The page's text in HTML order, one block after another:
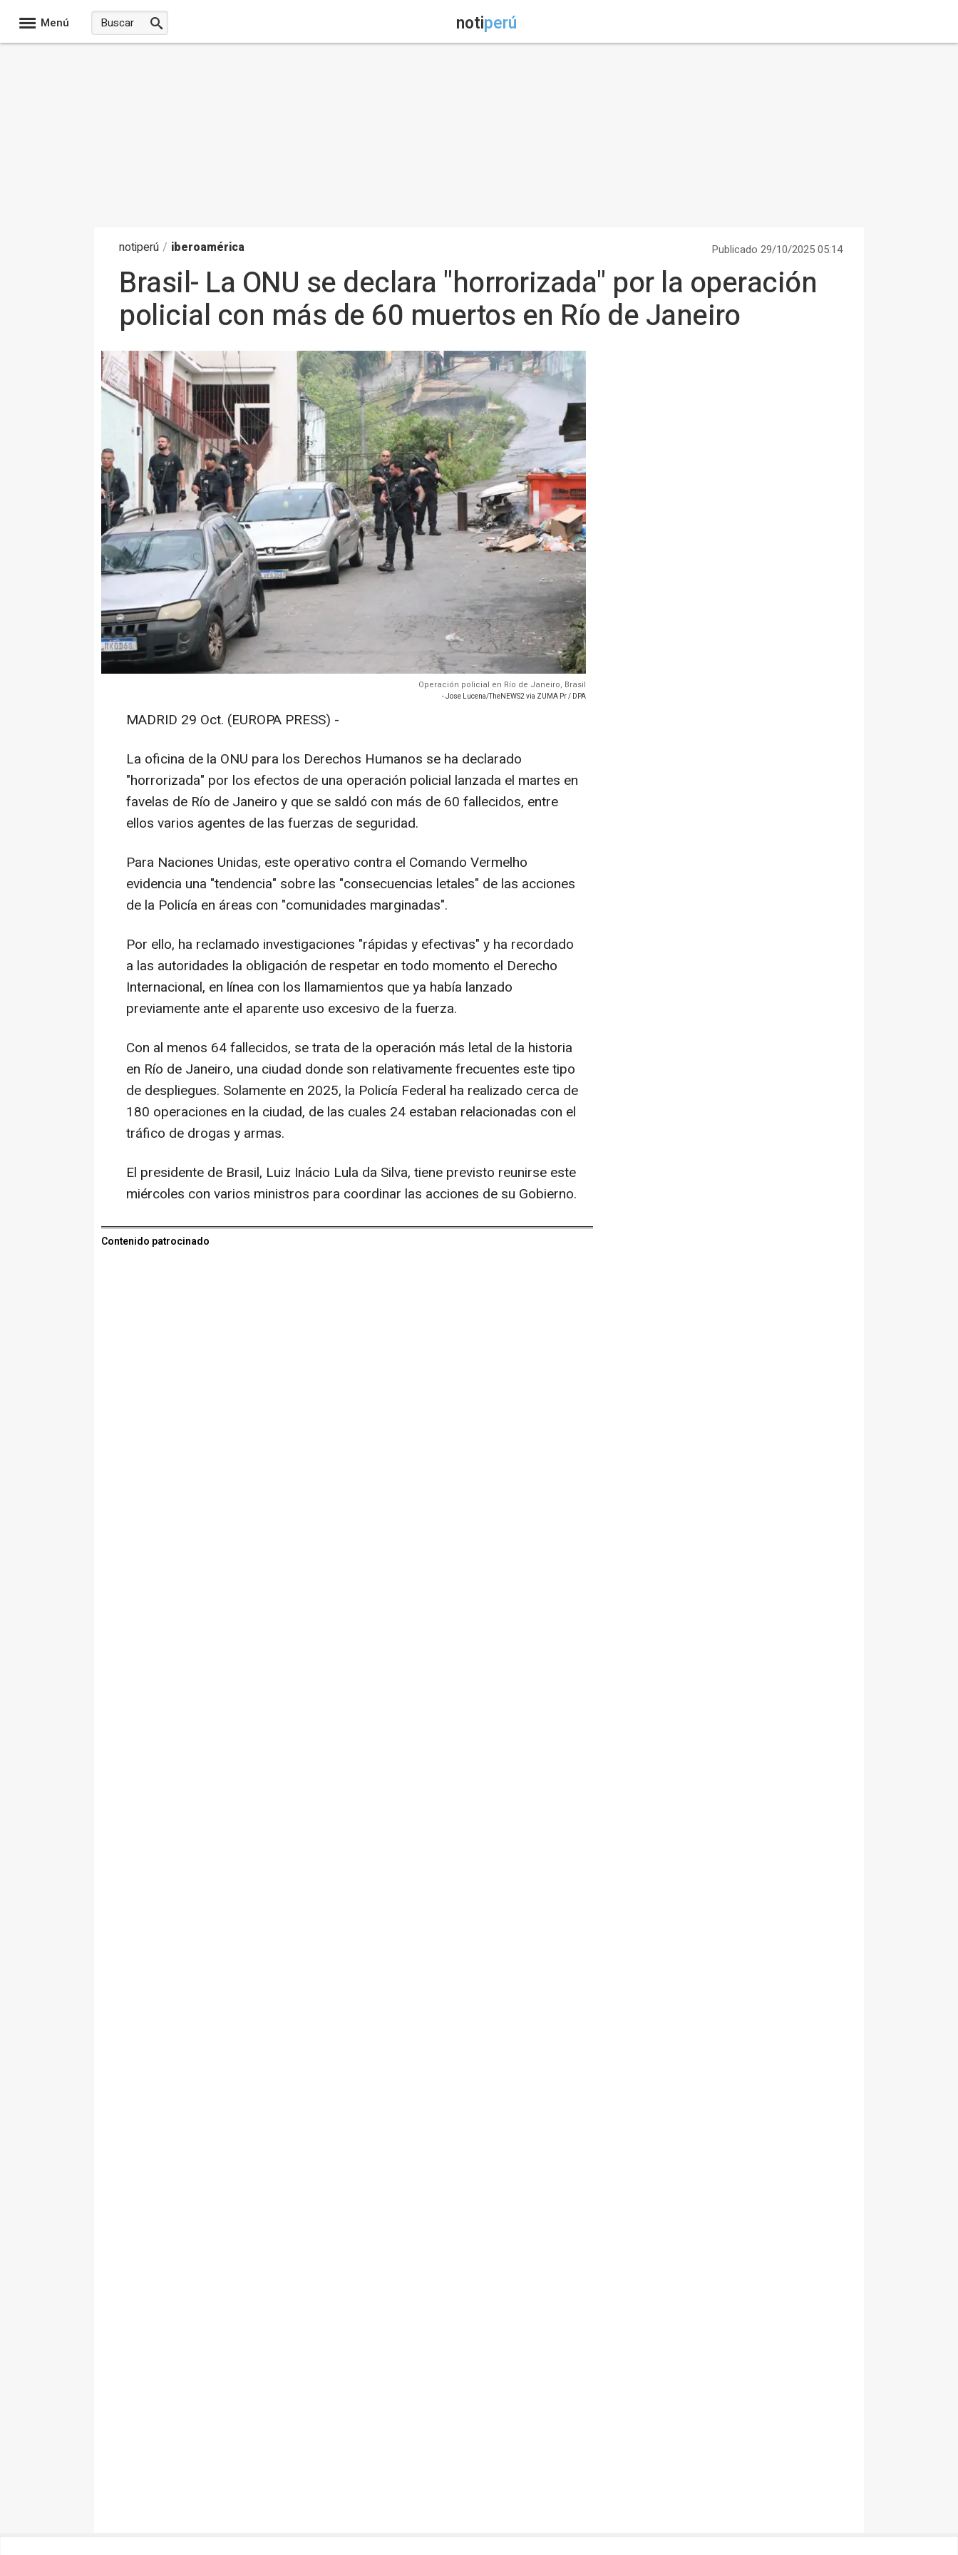
Menú notiperú
notiperú / iberoamérica Publicado 29/10/2025 05:14
Brasil- La ONU se declara "horrorizada" por la operación
policial con más de 60 muertos en Río de Janeiro
Operación policial en Río de Janeiro, Brasil
- Jose Lucena/TheNEWS2 via ZUMA Pr / DPA
MADRID 29 Oct. (EUROPA PRESS) -
La oficina de la ONU para los Derechos Humanos se ha declarado
"horrorizada" por los efectos de una operación policial lanzada el martes en
favelas de Río de Janeiro y que se saldó con más de 60 fallecidos, entre
ellos varios agentes de las fuerzas de seguridad.
Para Naciones Unidas, este operativo contra el Comando Vermelho
evidencia una "tendencia" sobre las "consecuencias letales" de las acciones
de la Policía en áreas con "comunidades marginadas".
Por ello, ha reclamado investigaciones "rápidas y efectivas" y ha recordado
a las autoridades la obligación de respetar en todo momento el Derecho
Internacional, en línea con los llamamientos que ya había lanzado
previamente ante el aparente uso excesivo de la fuerza.
Con al menos 64 fallecidos, se trata de la operación más letal de la historia
en Río de Janeiro, una ciudad donde son relativamente frecuentes este tipo
de despliegues. Solamente en 2025, la Policía Federal ha realizado cerca de
180 operaciones en la ciudad, de las cuales 24 estaban relacionadas con el
tráfico de drogas y armas.
El presidente de Brasil, Luiz Inácio Lula da Silva, tiene previsto reunirse este
miércoles con varios ministros para coordinar las acciones de su Gobierno.
Contenido patrocinado